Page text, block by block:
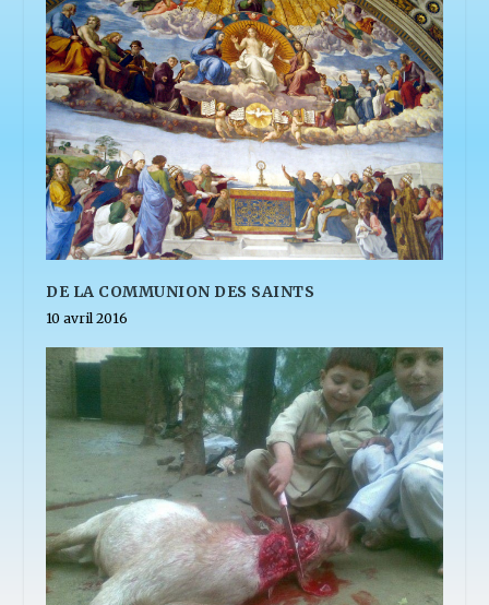
DE LA COMMUNION DES SAINTS
10 avril 2016